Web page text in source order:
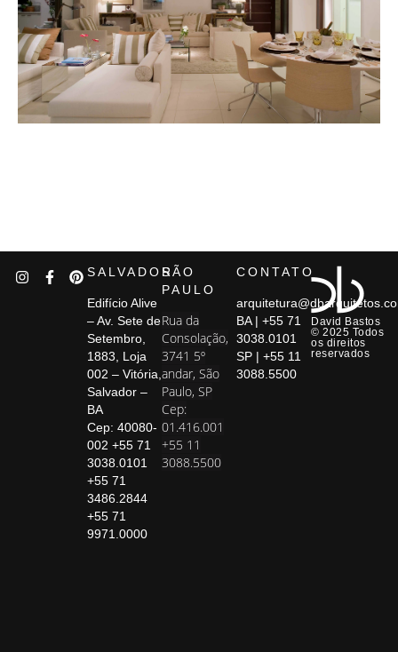
David Bastos
© 2025 Todos
os direitos
reservados
SALVADOR
Edifício Alive
– Av. Sete de
Setembro,
1883, Loja
002 – Vitória,
Salvador –
BA
Cep: 40080-
002 +55 71
3038.0101
+55 71
3486.2844
+55 71
9971.0000
SÃO
PAULO
Rua da
Consolação,
3741 5º
andar, São
Paulo, SP
Cep:
01.416.001
+55 11
3088.5500
CONTATO
BA | +55 71
3038.0101
SP | +55 11
3088.5500